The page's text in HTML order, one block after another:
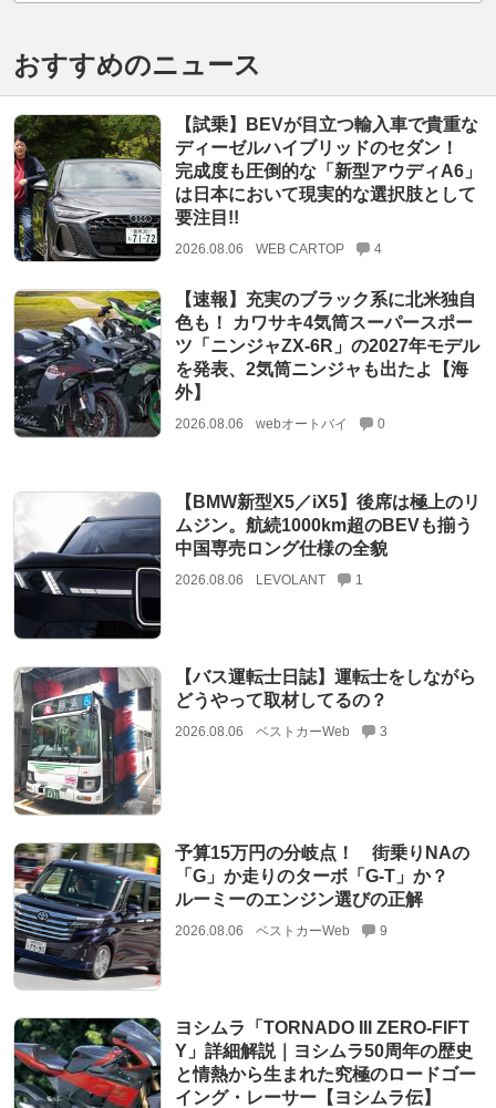
おすすめのニュース
【試乗】BEVが目立つ輸入車で貴重な
ディーゼルハイブリッドのセダン！
完成度も圧倒的な「新型アウディA6」
は日本において現実的な選択肢として
要注目!!
2026.08.06 WEB CARTOP 4
【速報】充実のブラック系に北米独自
色も！ カワサキ4気筒スーパースポー
ツ「ニンジャZX-6R」の2027年モデル
を発表、2気筒ニンジャも出たよ【海
外】
2026.08.06 webオートバイ 0
【BMW新型X5／iX5】後席は極上のリ
ムジン。航続1000km超のBEVも揃う
中国専売ロング仕様の全貌
2026.08.06 LEVOLANT 1
【バス運転士日誌】運転士をしながら
どうやって取材してるの？
2026.08.06 ベストカーWeb 3
予算15万円の分岐点！ 街乗りNAの
「G」か走りのターボ「G-T」か？
ルーミーのエンジン選びの正解
2026.08.06 ベストカーWeb 9
ヨシムラ「TORNADO III ZERO-FIFT
Y」詳細解説｜ヨシムラ50周年の歴史
と情熱から生まれた究極のロードゴー
イング・レーサー【ヨシムラ伝】